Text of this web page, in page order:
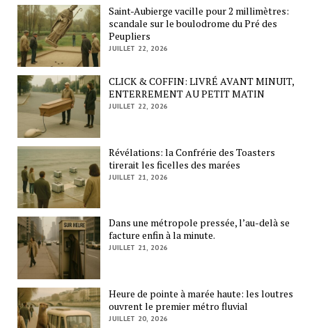
Saint-Aubierge vacille pour 2 millimètres:
scandale sur le boulodrome du Pré des
Peupliers
JUILLET 22, 2026
CLICK & COFFIN: LIVRÉ AVANT MINUIT,
ENTERREMENT AU PETIT MATIN
JUILLET 22, 2026
Révélations: la Confrérie des Toasters
tirerait les ficelles des marées
JUILLET 21, 2026
Dans une métropole pressée, l’au-delà se
facture enfin à la minute.
JUILLET 21, 2026
Heure de pointe à marée haute: les loutres
ouvrent le premier métro fluvial
JUILLET 20, 2026